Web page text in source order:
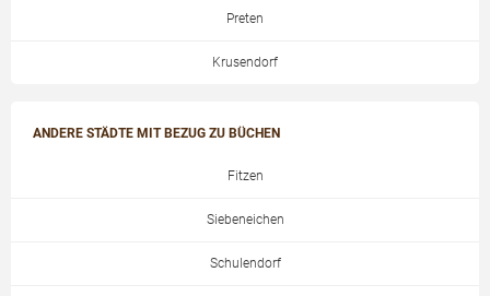
Preten
Krusendorf
ANDERE STÄDTE MIT BEZUG ZU BÜCHEN
Fitzen
Siebeneichen
Schulendorf